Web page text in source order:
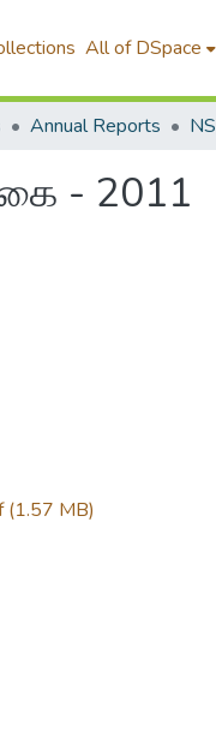
All of DSpace
Annual Reports
- 2011
(1.57 MB)